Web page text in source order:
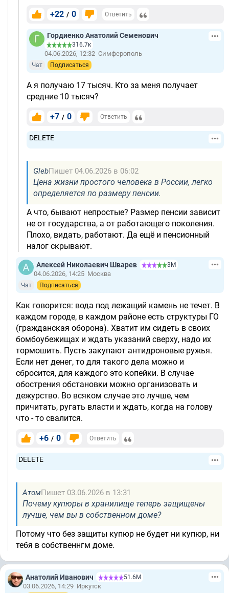
+22 / 0 Ответить
Гордиенко Анатолий Семенович
316.7к
04.06.2026, 12:32 Симферополь
Чат Подписаться
А я получаю 17 тысяч. Кто за меня получает
средние 10 тысяч?
+7 / 0 Ответить
DELETE
GlebПишет 04.06.2026 в 06:02
Цена жизни простого человека в России, легко
определяется по размеру пенсии.
А что, бывают непростые? Размер пенсии зависит
не от государства, а от работающего поколения.
Плохо, видать, работают. Да ещё и пенсионный
налог скрывают.
Алексей Николаевич Шварев 3М
04.06.2026, 14:25 Москва
Чат Подписаться
Как говорится: вода под лежащий камень не течет. В
каждом городе, в каждом районе есть структуры ГО
(гражданская оборона). Хватит им сидеть в своих
бомбоубежищах и ждать указаний сверху, надо их
тормошить. Пусть закупают антидроновые ружья.
Если нет денег, то для такого дела можно и
сбросится, для каждого это копейки. В случае
обострения обстановки можно организовать и
дежурство. Во всяком случае это лучше, чем
причитать, ругать власти и ждать, когда на голову
что - то свалится.
+6 / 0 Ответить
DELETE
АтомПишет 03.06.2026 в 13:31
Почему купюры в хранилище теперь защищены
лучше, чем вы в собственном доме?
Потому что без защиты купюр не будет ни купюр, ни
тебя в собственнгм доме.
Анатолий Иванович 51.6М
03.06.2026, 14:29 Иркутск